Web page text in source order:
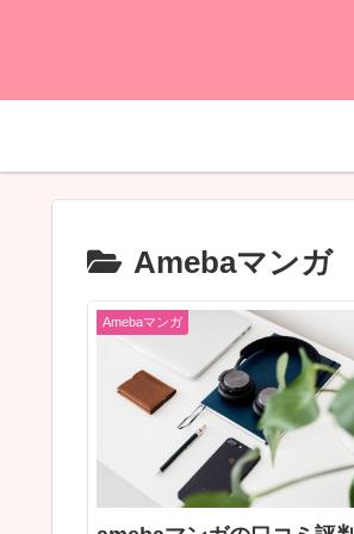
Amebaマンガ
Amebaマンガ